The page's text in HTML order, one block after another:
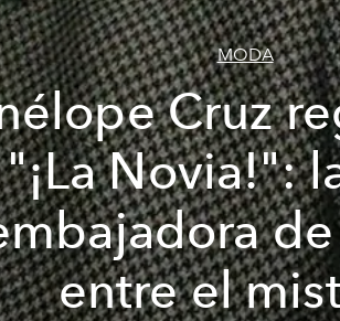
MODA
Cruz
"¡La Novia!":
entre el